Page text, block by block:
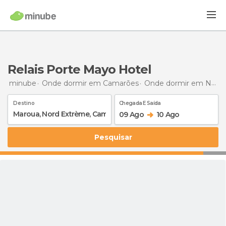
Relais Porte Mayo Hotel
minube Onde dormir em Camarões Onde dormir em Nord Extrème
Destino Chegada E Saída
09 Ago 10 Ago
Pesquisar